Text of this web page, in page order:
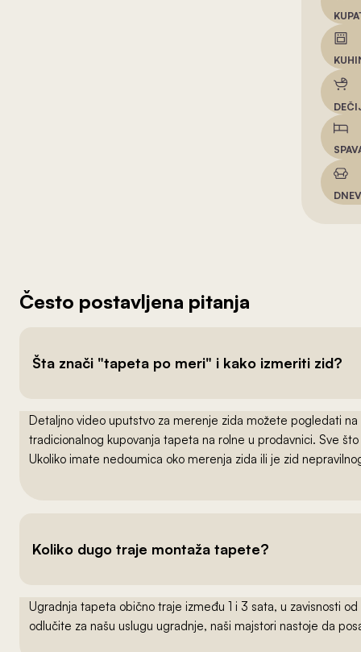
Često postavljena pitanja
Šta znači "tapeta po meri" i kako izmeriti zid?
Detaljno video uputstvo za merenje zida možete pogledati na
tradicionalnog kupovanja tapeta na rolne u prodavnici. Sve
Ukoliko imate nedoumica oko merenja zida ili je zid
Koliko dugo traje montaža tapete?
Ugradnja tapeta obično traje između 1 i 3 sata, u zavisnosti
odlučite za našu uslugu ugradnje, naši majstori nastoje da